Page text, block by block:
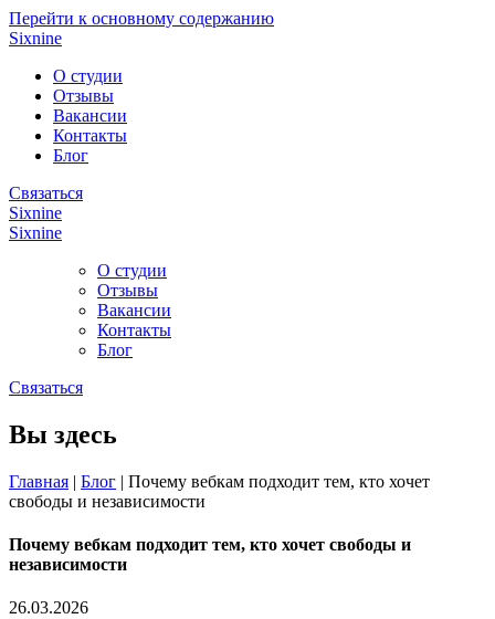
Перейти к основному содержанию
Sixnine
О студии
Отзывы
Вакансии
Контакты
Блог
Связаться
Sixnine
Sixnine
О студии
Отзывы
Вакансии
Контакты
Блог
Связаться
Вы здесь
Главная | Блог | Почему вебкам подходит тем, кто хочет
свободы и независимости
Почему вебкам подходит тем, кто хочет свободы и
независимости
26.03.2026